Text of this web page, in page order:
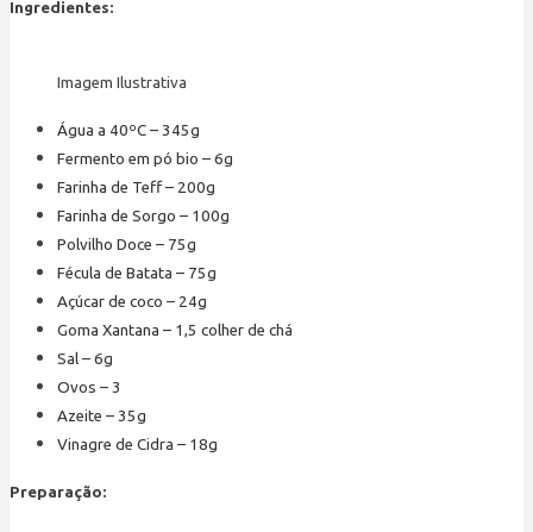
Ingredientes:
Imagem Ilustrativa
Água a 40ºC – 345g
Fermento em pó bio – 6g
Farinha de Teff – 200g
Farinha de Sorgo – 100g
Polvilho Doce – 75g
Fécula de Batata – 75g
Açúcar de coco – 24g
Goma Xantana – 1,5 colher de chá
Sal – 6g
Ovos – 3
Azeite – 35g
Vinagre de Cidra – 18g
Preparação: